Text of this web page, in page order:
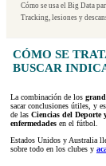
Cómo se usa el Big Data
Tracking, lesiones y
CÓMO SE
BUSCAR
La combinación de los
sacar conclusiones útiles, y
de las Ciencias del Deporte
enfermedades en el fútbol.
Estados Unidos y Australia
sobre todo en los clubes y